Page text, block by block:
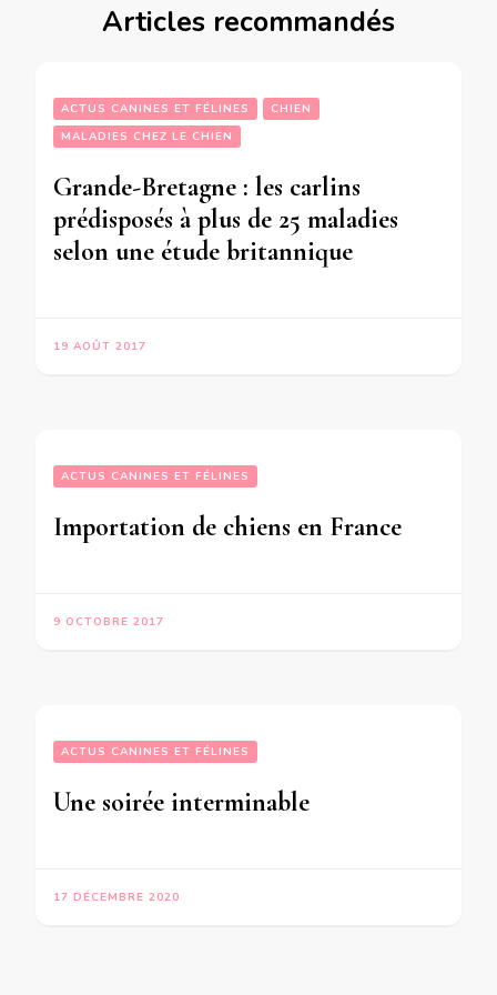
Articles recommandés
ACTUS CANINES ET FÉLINES
CHIEN
MALADIES CHEZ LE CHIEN
Grande-Bretagne : les carlins
prédisposés à plus de 25 maladies
selon une étude britannique
19 AOÛT 2017
ACTUS CANINES ET FÉLINES
Importation de chiens en France
9 OCTOBRE 2017
ACTUS CANINES ET FÉLINES
Une soirée interminable
17 DÉCEMBRE 2020